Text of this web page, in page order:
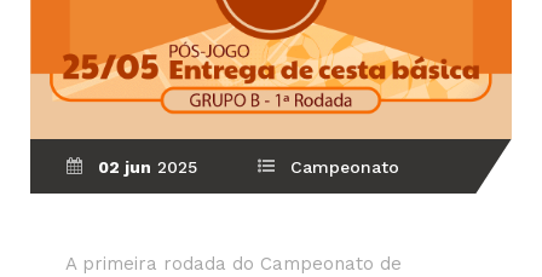
02 jun 2025 Campeonato
A primeira rodada do Campeonato de